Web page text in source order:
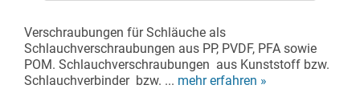
Verschraubungen für Schläuche als
Schlauchverschraubungen aus PP, PVDF, PFA sowie
POM. Schlauchverschraubungen aus Kunststoff bzw.
Schlauchverbinder bzw. ... mehr erfahren »